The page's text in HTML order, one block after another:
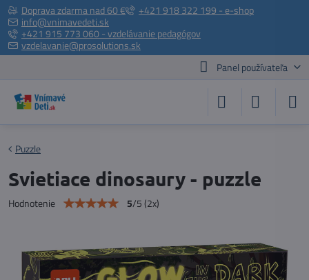
Doprava zdarma nad 60 €
+421 918 322 199 - e-shop
info@vnimavedeti.sk
+421 915 773 060 - vzdelávanie pedagógov
vzdelavanie@prosolutions.sk
Panel používateľa
Puzzle
Svietiace dinosaury - puzzle
Hodnotenie 5/5(2x)